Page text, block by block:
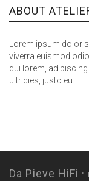
ABOUT
Lorem ipsum dolor
viverra euismod
dui lorem,
ultricies, justo eu.
Da Pieve HiFi ·